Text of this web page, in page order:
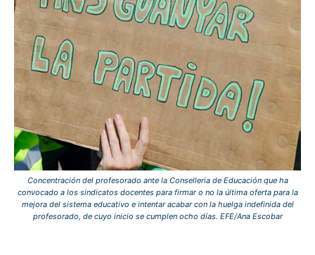
Concentración del profesorado ante la Conselleria de Educación que ha
convocado a los sindicatos docentes para firmar o no la última oferta para la
mejora del sistema educativo e intentar acabar con la huelga indefinida del
profesorado, de cuyo inicio se cumplen ocho días. EFE/Ana Escobar